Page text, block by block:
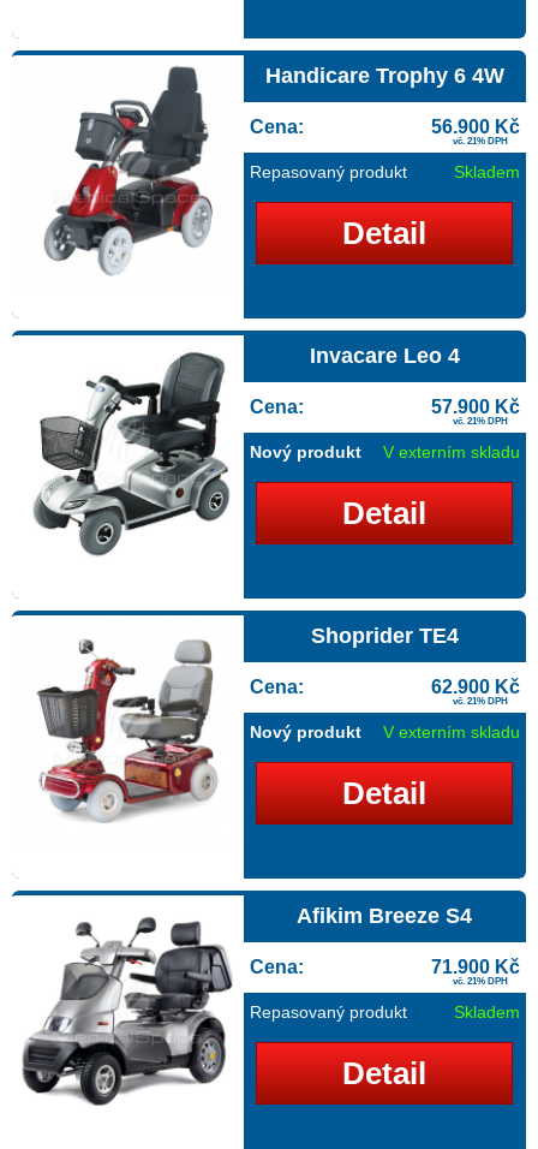
Handicare Trophy 6 4W
Cena: 56.900 Kč
vč. 21% DPH
Repasovaný produkt Skladem
Detail
Invacare Leo 4
Cena: 57.900 Kč
vč. 21% DPH
Nový produkt V externím skladu
Detail
Shoprider TE4
Cena: 62.900 Kč
vč. 21% DPH
Nový produkt V externím skladu
Detail
Afikim Breeze S4
Cena: 71.900 Kč
vč. 21% DPH
Repasovaný produkt Skladem
Detail